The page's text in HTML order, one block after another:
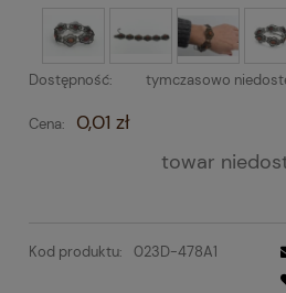
Dostępność: tymczasowo
Cena:
0,01 zł
towar
Kod produktu: 023D-478A1